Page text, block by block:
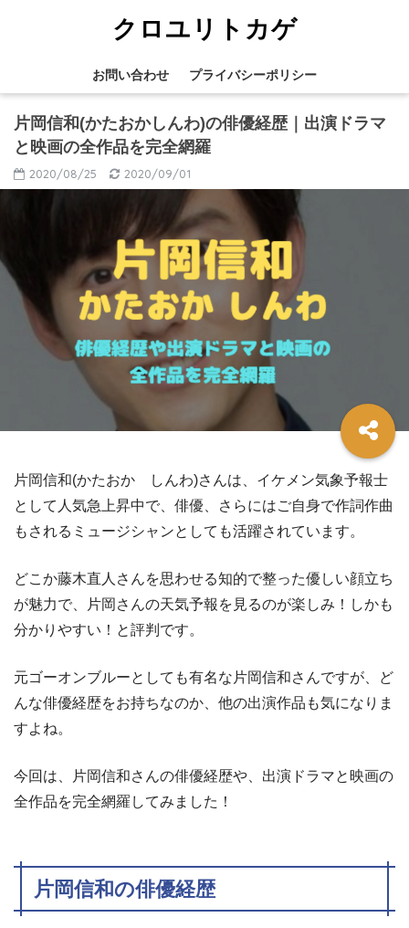
クロユリトカゲ
お問い合わせ プライバシーポリシー
片岡信和(かたおかしんわ)の俳優経歴｜出演ドラマ
と映画の全作品を完全網羅
2020/08/25 2020/09/01
片岡信和(かたおか しんわ)さんは、イケメン気象予報士
として人気急上昇中で、俳優、さらにはご自身で作詞作曲
もされるミュージシャンとしても活躍されています。
どこか藤木直人さんを思わせる知的で整った優しい顔立ち
が魅力で、片岡さんの天気予報を見るのが楽しみ！しかも
分かりやすい！と評判です。
元ゴーオンブルーとしても有名な片岡信和さんですが、ど
んな俳優経歴をお持ちなのか、他の出演作品も気になりま
すよね。
今回は、片岡信和さんの俳優経歴や、出演ドラマと映画の
全作品を完全網羅してみました！
片岡信和の俳優経歴